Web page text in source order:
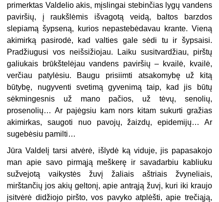
primerktas Valdelio akis, mįslingai stebinčias lygų vandens
paviršių, į raukšlėmis išvagotą veidą, baltos barzdos
slepiamą šypseną, kurios nepastebėdavau krante. Vieną
akimirką pasirodė, kad valties gale sėdi tu ir šypsaisi.
Pradžiugusi vos neišsižiojau. Laiku susitvardžiau, pirštų
galiukais brūkštelėjau vandens paviršių – kvailė, kvailė,
verčiau patylėsiu. Baugu prisiimti atsakomybę už kitą
būtybę, nugyventi svetimą gyvenimą taip, kad jis būtų
sėkmingesnis už mano pačios, už tėvų, senolių,
prosenolių… Ar pajėgsiu kam nors kitam sukurti gražias
akimirkas, saugoti nuo pavojų, žaizdų, epidemijų… Ar
sugebėsiu pamilti…
Jūra Valdelį tarsi atvėrė, išlydė ką viduje, jis papasakojo
man apie savo pirmąją meškerę ir savadarbiu kabliuku
sužvejotą vaikystės žuvį žaliais aštriais žvyneliais,
mirštančių jos akių geltonį, apie antrąją žuvį, kuri iki kraujo
įsitvėrė didžiojo piršto, vos pavyko atplėšti, apie trečiąją,